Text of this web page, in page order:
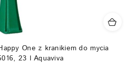
One z kranikiem do mycia
23 l Aquaviva